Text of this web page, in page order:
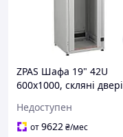
ZPAS Шафа 19" 42U
600x1000, скляні двері
FP, сіра
Недоступен
от9622₴/мес